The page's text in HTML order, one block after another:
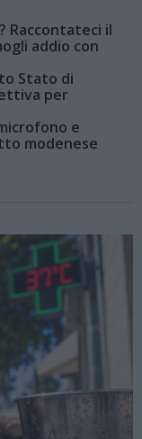
Raccontateci il
addio con
Stato di
per
e
modenese